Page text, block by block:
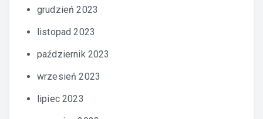
grudzień 2023
listopad 2023
październik 2023
wrzesień 2023
lipiec 2023